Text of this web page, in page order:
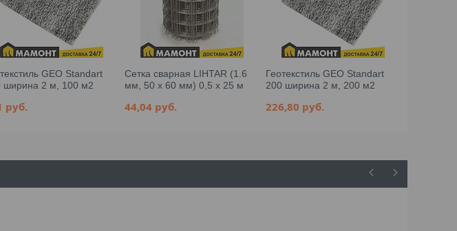
GEO Standart
ширина 2 м, 100 м2
руб.
Сетка сварная LIHTAR (1.6
мм, 50 x 60 мм) 0,5 x 25 м
44,04 руб.
Геотекстиль GEO Standart
200 ширина 2 м, 200 м2
226,80 руб.